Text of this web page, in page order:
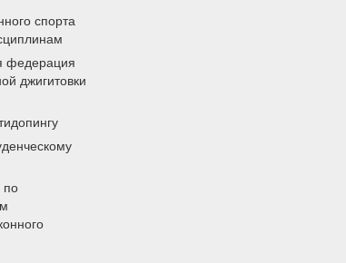
спорта
федерация
джигитовки
по